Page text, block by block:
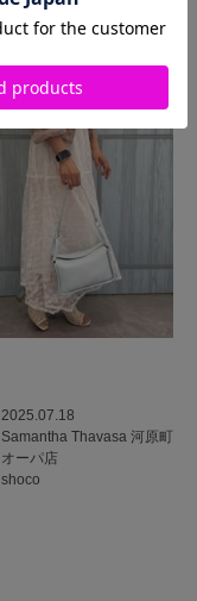
2025.07.18
Samantha Thavasa 河原町
オーパ店
shoco